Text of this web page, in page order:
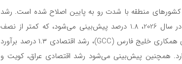
منطقه با شدت رو به پایین اصلاح شده است. رشد
واقعی تولید ناخالص داخلی برای منطقه (به استثنای ایران) در سال 2026، 1.8 درصد پیش‌بینی می‌شود، که کمتر از نصف
پیش‌بینی ژانویه (4 درصد) است. برای کشورهای عضو شورای همکاری خلیج فارس (GCC)، رشد اقتصادی ۱.۳ درصد برآورد
با پیش‌بینی قبلی ۴.۲ درصدی دارد. همچنین پیش‌بینی می‌شود رشد اقتصادی عراق، کویت و